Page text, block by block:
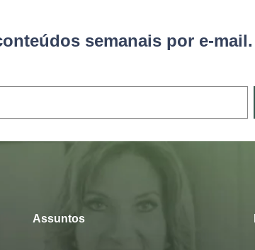
semanais por e-mail.
Assuntos